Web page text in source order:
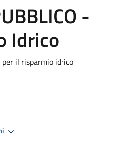
-
Idrico
il risparmio idrico